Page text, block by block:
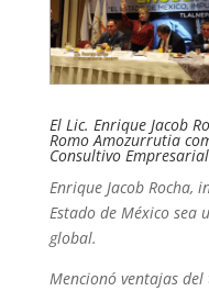
El Lic. Enrique Jacob
Romo Amozurrutia
Consultivo
Enrique Jacob Rocha,
Estado de México sea
global.
Mencionó ventajas